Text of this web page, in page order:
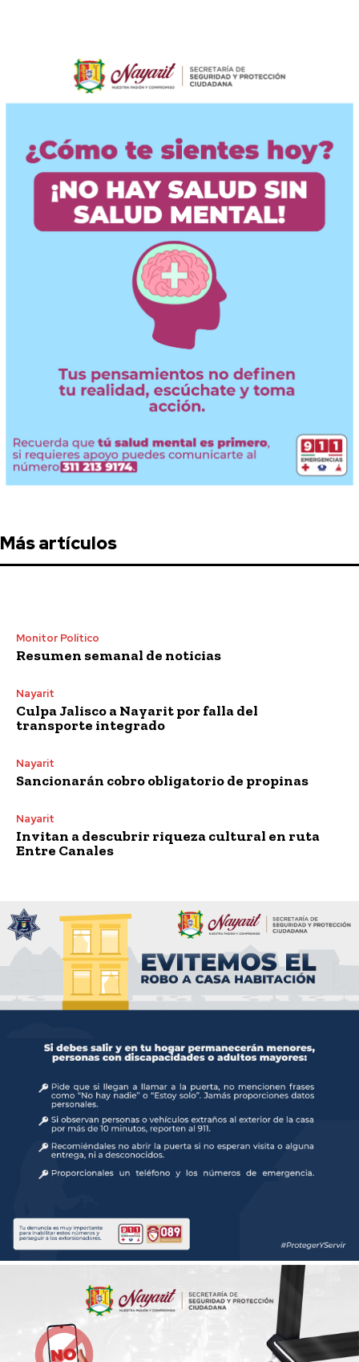
Más artículos
Monitor Político
Resumen semanal de noticias
Nayarit
Culpa Jalisco a Nayarit por falla del
transporte integrado
Nayarit
Sancionarán cobro obligatorio de propinas
Nayarit
Invitan a descubrir riqueza cultural en ruta
Entre Canales